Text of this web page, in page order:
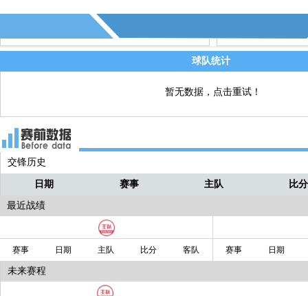
球队统计
暂无数据，点击重试！
交锋历史
日期 赛事 主队 比分
最近战绩
赛事 日期 主队 比分 客队 赛事 日期
未来赛程